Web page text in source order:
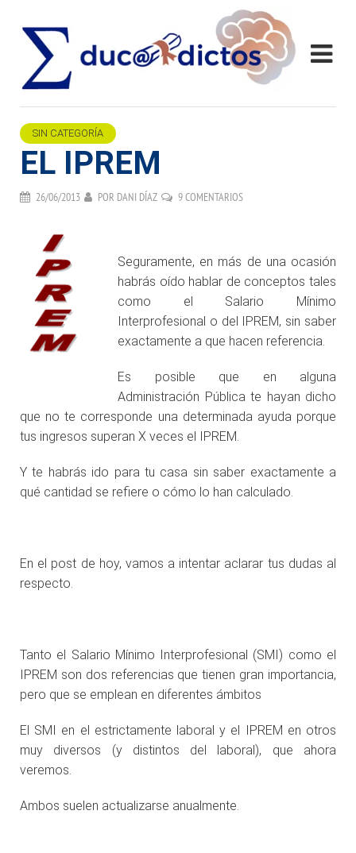
SIN CATEGORÍA
EL IPREM
26/06/2013 POR DANI DÍAZ 9 COMENTARIOS
Seguramente, en más de una ocasión
habrás oído hablar de conceptos tales
como el Salario Mínimo
Interprofesional o del IPREM, sin saber
exactamente a que hacen referencia.
Es posible que en alguna
Administración Pública te hayan dicho
que no te corresponde una determinada ayuda porque
tus ingresos superan X veces el IPREM.
Y te habrás ido para tu casa sin saber exactamente a
qué cantidad se refiere o cómo lo han calculado.
En el post de hoy, vamos a intentar aclarar tus dudas al
respecto.
Tanto el Salario Mínimo Interprofesional (SMI) como el
IPREM son dos referencias que tienen gran importancia,
pero que se emplean en diferentes ámbitos
El SMI en el estrictamente laboral y el IPREM en otros
muy diversos (y distintos del laboral), que ahora
veremos.
Ambos suelen actualizarse anualmente.